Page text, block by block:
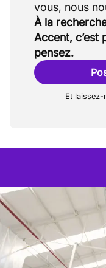
À la
Accent, c’est
pensez.
Et